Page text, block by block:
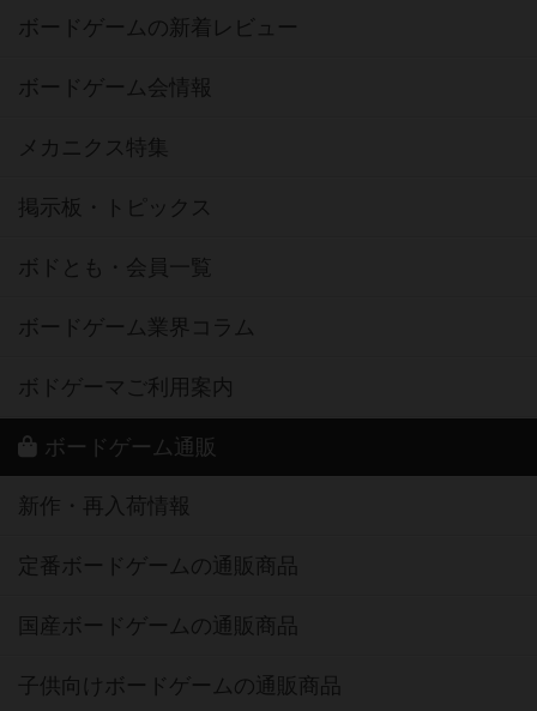
ボードゲームの新着レビュー
ボードゲーム会情報
メカニクス特集
掲示板・トピックス
ボドとも・会員一覧
ボードゲーム業界コラム
ボドゲーマご利用案内
ボードゲーム通販
新作・再入荷情報
定番ボードゲームの通販商品
国産ボードゲームの通販商品
子供向けボードゲームの通販商品